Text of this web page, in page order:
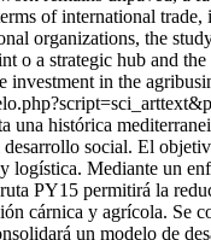
of international
organizations, the
a strategic hub and
in the
una histórica
social. El
Mediante un
PY15 permitirá la
cárnica y agrícola. Se
un modelo de